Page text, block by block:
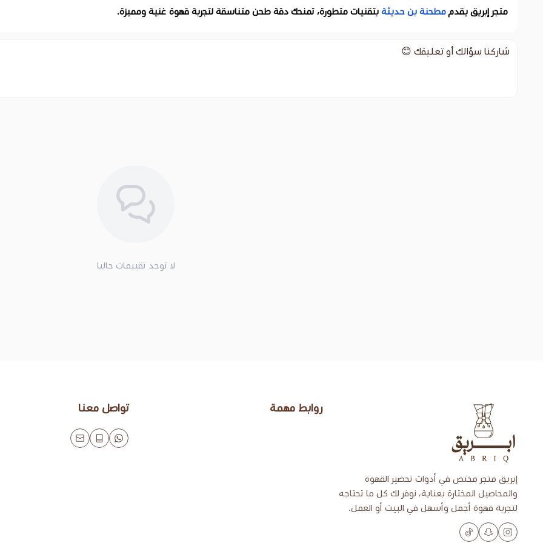
متجر إبريق يقدم مطحنة بن حديثة بتقنيات متطورة، تمنحك دقة طحن متناسقة لتجربة قهوة غنية ومميزة.
لا توجد تقييمات حاليا
إبريق متجر مختص في أدوات تحضير القهوة
والمحاصيل المختارة بعناية، نوفر لك كل ما تحتاجه
لتجربة قهوة أجمل وأسهل في البيت أو العمل.
روابط مهمة تواصل معنا